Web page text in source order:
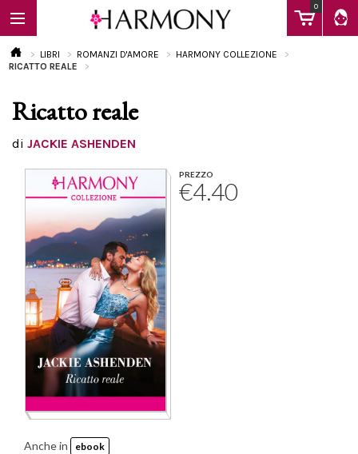
0
EBOOK
Calendario
LIBRI ROMANZI D'AMORE
HARMONY COLLEZIONE
RICATTO REALE
Ricatto reale
di JACKIE ASHENDEN
PREZZO
€4.40
Anche in ebook